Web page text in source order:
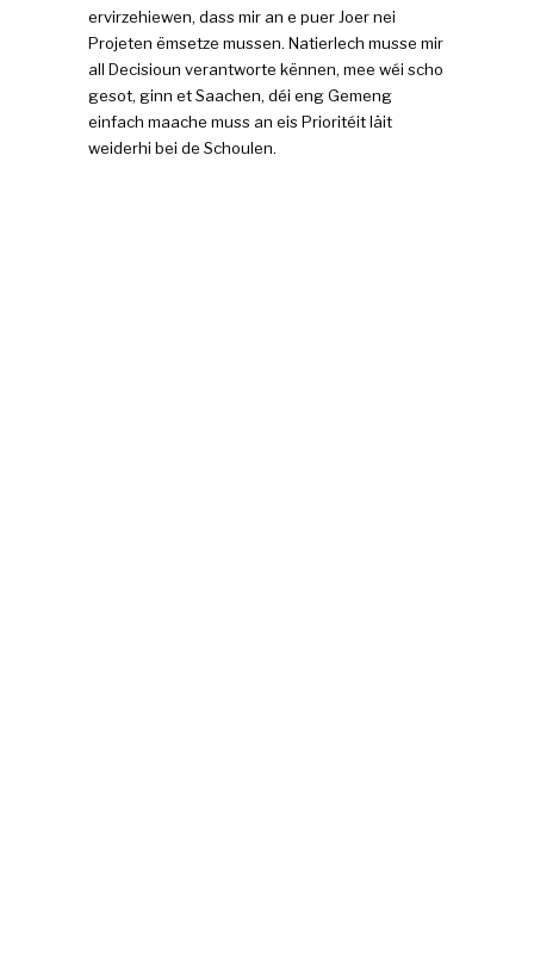
ervirzehiewen, dass mir an e puer Joer nei
Projeten ëmsetze mussen. Natierlech musse mir
all Decisioun verantworte kënnen, mee wéi scho
gesot, ginn et Saachen, déi eng Gemeng
einfach maache muss an eis Prioritéit läit
weiderhi bei de Schoulen.